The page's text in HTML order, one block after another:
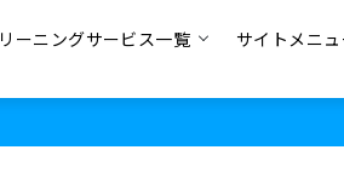
ーニングサービス一覧 サイトメニ